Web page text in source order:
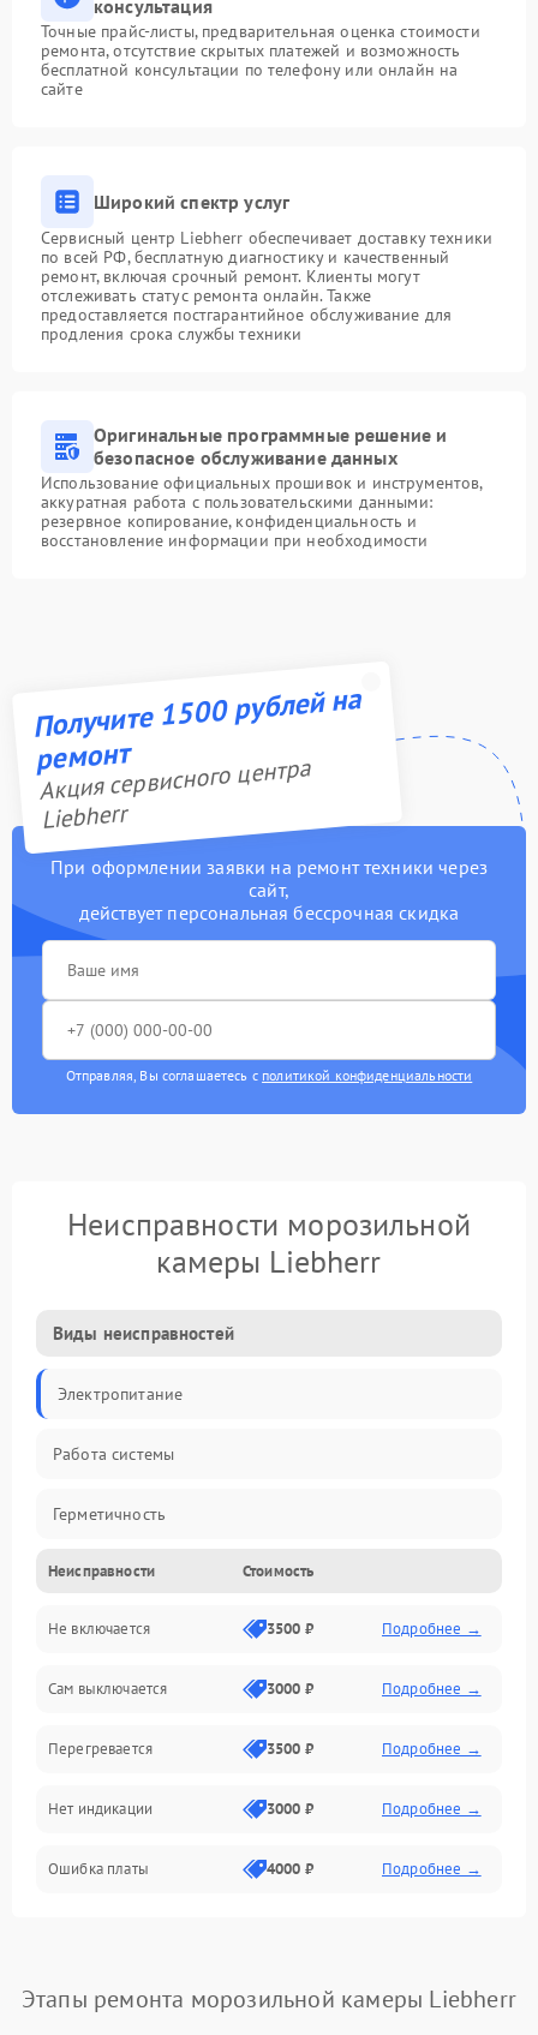
консультация
Точные прайс-листы, предварительная оценка стоимости
ремонта, отсутствие скрытых платежей и возможность
бесплатной консультации по телефону или онлайн на
сайте
Широкий спектр услуг
Сервисный центр Liebherr обеспечивает доставку техники
по всей РФ, бесплатную диагностику и качественный
ремонт, включая срочный ремонт. Клиенты могут
отслеживать статус ремонта онлайн. Также
предоставляется постгарантийное обслуживание для
продления срока службы техники
Оригинальные программные решение и
безопасное обслуживание данных
Использование официальных прошивок и инструментов,
аккуратная работа с пользовательскими данными:
резервное копирование, конфиденциальность и
восстановление информации при необходимости
Получите 1500 рублей на
ремонт
Акция сервисного центра
Liebherr
При оформлении заявки на ремонт техники через
сайт,
действует персональная бессрочная скидка
Отправляя, Вы соглашаетесь с политикой конфиденциальности
Неисправности морозильной
камеры Liebherr
Виды неисправностей
Электропитание
Работа системы
Герметичность
Механика
Неисправности Стоимость
Не включается 3500 ₽ Подробнее →
Сам выключается 3000 ₽ Подробнее →
Перегревается 3500 ₽ Подробнее →
Нет индикации 3000 ₽ Подробнее →
Ошибка платы 4000 ₽ Подробнее →
Этапы ремонта морозильной камеры Liebherr